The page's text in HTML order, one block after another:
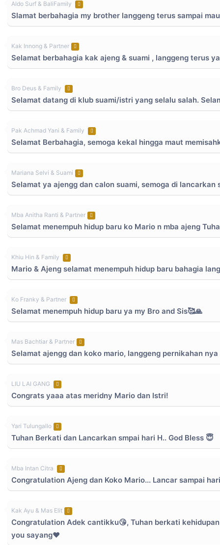
Aldo Surf & BaliFamily
Slamat berbahagia my brother langgeng terus sampai
Kak Innong & Partner
Selamat berbahagia kak ajeng & suami , langgeng terus
Bro Deus & Family
Selamat datang di klub suami/istri yang selalu salah.
Pak Achmad Yani & Family
Selamat Berbahagia, semoga kekal hingga maut
Mariana Selvi & Suami
Selamat ya ajengg dan calon suami, semoga di
Mba Anitha Ranti & Partner
Selamat menempuh hidup baru ko Mario n mba ajeng
Khiu Hin & Family
Mario & Ajeng selamat menempuh hidup baru bahagia
Ko Franky & Partner
Selamat menempuh hidup baru ya my Bro and Sis🥰🙏
Mas Bachtiar & Partner
Selamat ajengg dan koko mario, langgeng pernikahan nya
LIU LAI GANG
Congrats yaaa atas meridny Mario dan Istri!
Yari Tulungallo
Tuhan Berkati dan Lancarkan smpai hari H.. God Bless 😇
Mba Intan Citra
Congratulation Ajeng dan Koko Mario... Lancar sampai
Kak Ayu & Mas Elit
Congratulation Adek cantikku😘, Tuhan berkati
you sayang❤️